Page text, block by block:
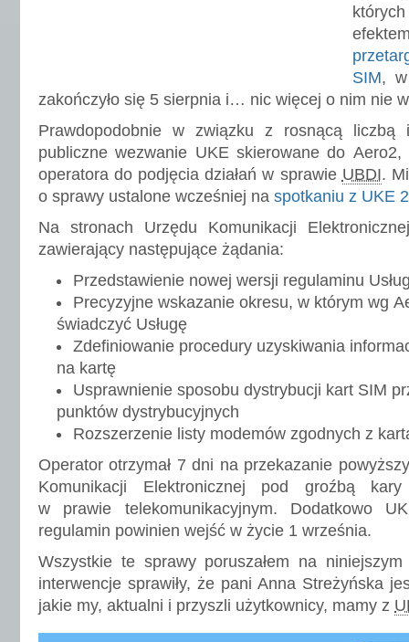
SIM, w
zakończyło się 5 sierpnia i… nic więcej o nim nie
Prawdopodobnie w związku z rosnącą liczbą
publiczne wezwanie UKE skierowane do
operatora do podjęcia działań w sprawie UBDI.
o sprawy ustalone wcześniej na spotkaniu z UKE
Na stronach Urzędu Komunikacji
zawierający następujące żądania:
Przedstawienie nowej wersji regulaminu
Precyzyjne wskazanie okresu, w którym wg
świadczyć Usługę
Zdefiniowanie procedury uzyskiwania
na kartę
Usprawnienie sposobu dystrybucji kart SIM
punktów dystrybucyjnych
Rozszerzenie listy modemów zgodnych z
Operator otrzymał 7 dni na przekazanie
Komunikacji Elektronicznej pod groźbą
w prawie telekomunikacyjnym. Dodatkowo
regulamin powinien wejść w życie 1 września.
Wszystkie te sprawy poruszałem na
interwencje sprawiły, że pani Anna Streżyńska
jakie my, aktualni i przyszli użytkownicy, mamy z